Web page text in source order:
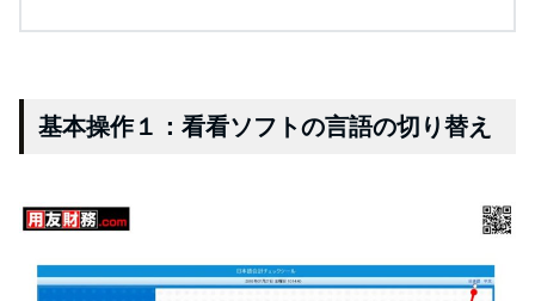
基本操作１：看看ソフトの言語の切り替え